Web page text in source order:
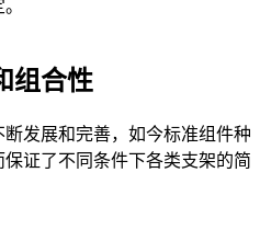
组合性
发展和完善，如今标准组件种
证了不同条件下各类支架的简